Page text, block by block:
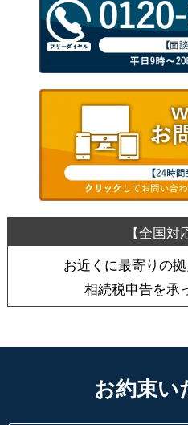
お近くに最寄りの
相続税申告を承
お約束い